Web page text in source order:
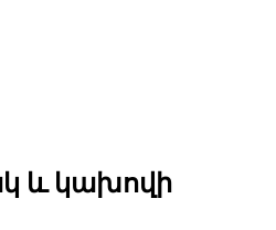
և կախովի